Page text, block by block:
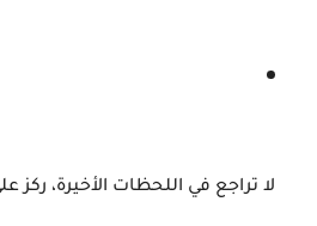
لا تراجع في اللحظات الأخيرة، ركز